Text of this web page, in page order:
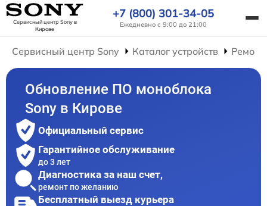
Сервисный центр Sonyв
Кирове
+7 (800) 301-34-05
Ежедневно с 9:00 до 21:00
Сервисный центр Sony Каталог устройств
Обновление ПО моноблока
Sony в Кирове
Официальный сервис
Гарантийное обслуживание
до 3 лет
Диагностика за наш счет,
ремонт по желанию
Бесплатный выезд курьера